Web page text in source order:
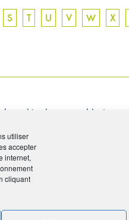
utiliser
accepter
internet,
cliquant
S T U V W X
légale opposable à tous.